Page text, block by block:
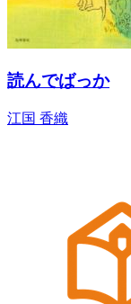
読んでばっか
江国 香織